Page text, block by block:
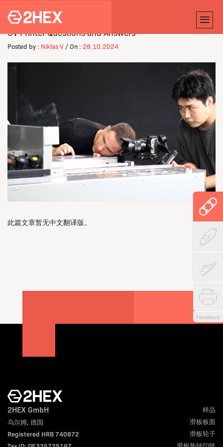
Feedback
UV Printer Questions and Answers
Posted by : Niklas V / On : 28.10.2024
此篇文章暂无中文翻译版。
2HEX GmbH
乌尔姆, 德国
Registered HRB 740872
样品
滑板板面
滑板轮子